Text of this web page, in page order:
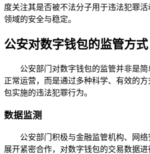
度关注其是否被不法分子用于违法犯罪
领域的安全与稳定。
公安对数字钱包的监管方式
公安部门对数字钱包的监管并非是
正常运营，而是通过多种科学、有效的
包实施的违法犯罪行为。
数据监测
公安部门积极与金融监管机构、网络
展开紧密合作，对数字钱包的交易数据